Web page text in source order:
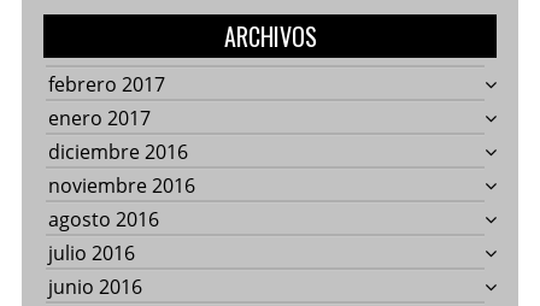
ARCHIVOS
febrero 2017
enero 2017
diciembre 2016
noviembre 2016
agosto 2016
julio 2016
junio 2016